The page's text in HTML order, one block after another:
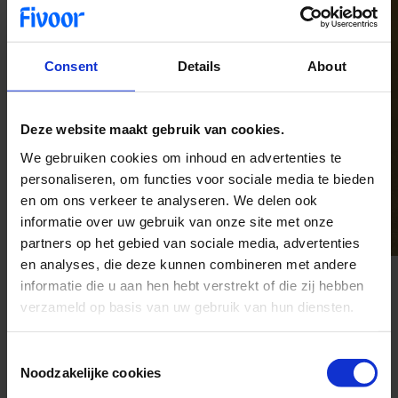
Consent Details About
Deze website maakt gebruik van cookies.
We gebruiken cookies om inhoud en advertenties te
personaliseren, om functies voor sociale media te bieden
en om ons verkeer te analyseren. We delen ook
informatie over uw gebruik van onze site met onze
partners op het gebied van sociale media, advertenties
en analyses, die deze kunnen combineren met andere
informatie die u aan hen hebt verstrekt of die zij hebben
verzameld op basis van uw gebruik van hun diensten.
Selection
Noodzakelijke cookies
werken als zzp’er, maakt hij vanwege de ontwikkelingen rondom de
wet DBA per januari de overstap naar loondienst. “Er verandert iets